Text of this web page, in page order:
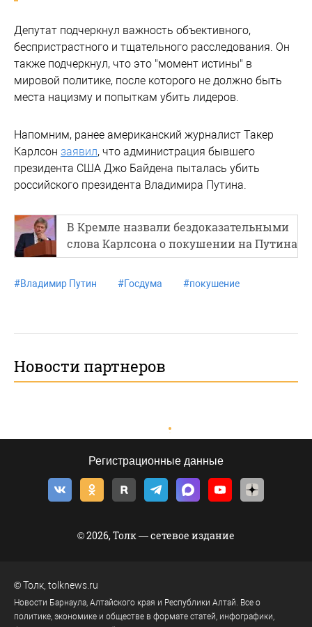
Депутат подчеркнул важность объективного,
беспристрастного и тщательного расследования. Он
также подчеркнул, что это "момент истины" в
мировой политике, после которого не должно быть
места нацизму и попыткам убить лидеров.
Напомним, ранее американский журналист Такер
Карлсон заявил, что администрация бывшего
президента США Джо Байдена пыталась убить
российского президента Владимира Путина.
В Кремле назвали бездоказательными
слова Карлсона о покушении на Путина
#Владимир Путин #Госдума #покушение
Новости партнеров
Регистрационные данные
© 2026, Толк — сетевое издание
©Толк tolknews.ru
Новости Барнаула, Алтайского края и Республики Алтай. Все о
политике, экономике и обществе в формате статей, инфографики,